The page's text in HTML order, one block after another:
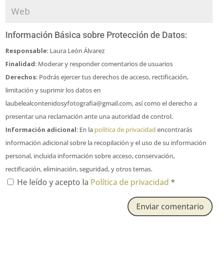
Información Básica sobre Protección de Datos:
Responsable: Laura León Álvarez
Finalidad: Moderar y responder comentarios de usuarios
Derechos: Podrás ejercer tus derechos de acceso, rectificación,
limitación y suprimir los datos en
laubelealcontenidosyfotografia@gmail.com, así como el derecho a
presentar una reclamación ante una autoridad de control.
Información adicional: En la política de privacidad encontrarás
información adicional sobre la recopilación y el uso de su información
personal, incluida información sobre acceso, conservación,
rectificación, eliminación, seguridad, y otros temas.
He leído y acepto la Política de privacidad*
Enviar comentario